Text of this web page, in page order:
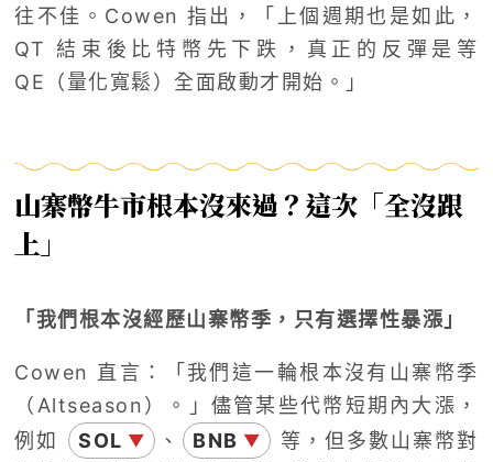
往不佳。Cowen 指出，「上個週期也是如此，
QT 結束後比特幣先下跌，真正的反彈是等
QE（量化寬鬆）全面啟動才開始。」
山寨幣牛市根本沒來過？這次「全沒跟
上」
「我們根本沒經歷山寨幣季，只有選擇性暴漲」
Cowen 直言：「我們這一輪根本沒有山寨幣季
（Altseason）。」儘管某些代幣短期內大漲，
例如
SOL ▼ 、 BNB ▼
等，但多數山寨幣對